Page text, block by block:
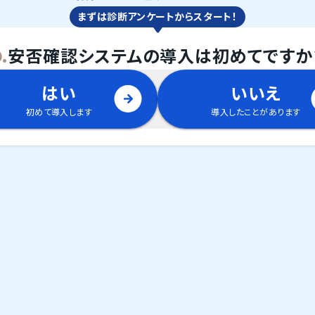
まずは診断アンケートからスタート！
安否確認システムの導入は初めてですか
はい
初めて導入します
いいえ
導入したことがあります